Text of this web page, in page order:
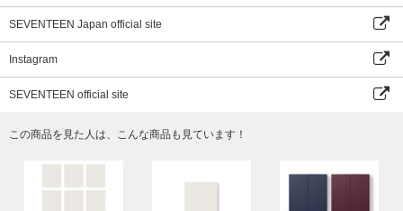
※｢ラッキードローイベント」はストアCD購入特典の対象外になります。
SEVENTEEN Japan official site
Instagram
SEVENTEEN official site
この商品を見た人は、こんな商品も見ています！